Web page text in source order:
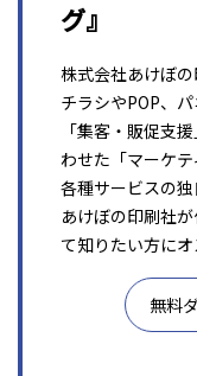
グ』
株式会社あけぼの
チラシやPOP、
「集客・販促支
わせた「マーケ
各種サービスの独
あけぼの印刷社
て知りたい方にオ
無料